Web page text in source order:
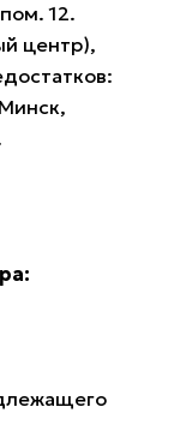
12.
центр),